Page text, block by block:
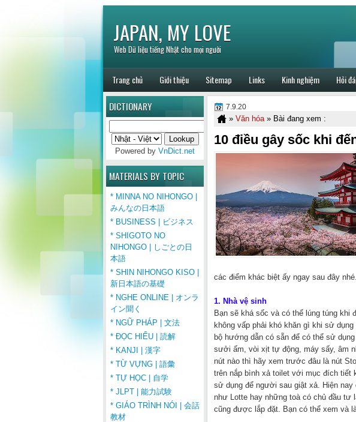
JAPAN, MY LOVE
Web Dữ liệu tiếng Nhật cho mọi người
Trang chủ Giới thiệu Sitemap Links Kinh nghiệm Hỏi
7.9.20
» Văn hóa» Bài đang xem :
10 điều gây sốc khi
các điểm khác biệt ấy ngay sau đây nhé.
1. Nhà vệ sinh
Bạn sẽ khá sốc và có thể lúng túng khi
không vấp phải khó khăn gì khi sử
bộ hướng dẫn có sẵn để có thể sử
sưởi ấm, vòi xịt tự động, máy sấy, âm
nút nào thì hãy xem trước đâu là nút
trên nắp bình xả toilet với mục đích
sử dụng để người sau giật xả. Hiện
như Lotte hay những toà có chủ đầu tư
cũng được lắp đặt. Bạn có thể xem và
DICTIONARY
Powered by VnDict.net
MATERIALS BY TOPIC
* MINNA NO NIHONGO |
みんなの日本語
* BUSINESS | ビジネス
* SHIGOTO NO
NIHONGO | しごとの日
本語
* SHIN NIHONGO KISO |
新日本語の基礎
* NGHE ONLINE | オンラ
イン聞く
* NGỮ PHÁP | 文法
* ĐỌC HIỂU | 読解
* KANJI | 漢字
* TỪ VỰNG | 語彙
* TỰ HỌC | 自学
* JLPT | 能力試験
* GIÁO TRÌNH NÓI | 会話
教材